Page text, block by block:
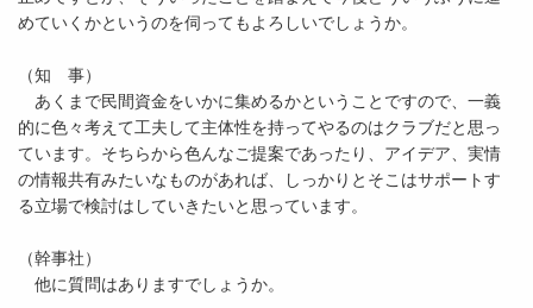
めていくかというのを伺ってもよろしいでしょうか。
（知 事）
あくまで民間資金をいかに集めるかということですので、一義
的に色々考えて工夫して主体性を持ってやるのはクラブだと思っ
ています。そちらから色んなご提案であったり、アイデア、実情
の情報共有みたいなものがあれば、しっかりとそこはサポートす
る立場で検討はしていきたいと思っています。
（幹事社）
他に質問はありますでしょうか。